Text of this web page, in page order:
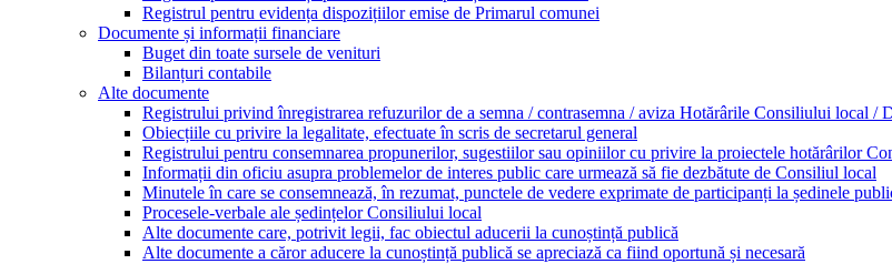
Registrul pentru evidența dispozițiilor emise de Primarul comunei
Documente și informații financiare
Buget din toate sursele de venituri
Bilanțuri contabile
Alte documente
Registrului privind înregistrarea refuzurilor de a semna / contrasemna / aviza Hotărârile Consiliului local /
Obiecțiile cu privire la legalitate, efectuate în scris de secretarul general
Registrului pentru consemnarea propunerilor, sugestiilor sau opiniilor cu privire la proiectele hotărârilor
Informații din oficiu asupra problemelor de interes public care urmează să fie dezbătute de Consiliul local
Minutele în care se consemnează, în rezumat, punctele de vedere exprimate de participanți la ședinele
Procesele-verbale ale ședințelor Consiliului local
Alte documente care, potrivit legii, fac obiectul aducerii la cunoștință publică
Alte documente a căror aducere la cunoștință publică se apreciază ca fiind oportună și necesară